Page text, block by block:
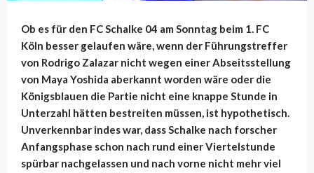
Ob es für den FC Schalke 04 am Sonntag beim 1. FC
Köln besser gelaufen wäre, wenn der Führungstreffer
von Rodrigo Zalazar nicht wegen einer Abseitsstellung
von Maya Yoshida aberkannt worden wäre oder die
Königsblauen die Partie nicht eine knappe Stunde in
Unterzahl hätten bestreiten müssen, ist hypothetisch.
Unverkennbar indes war, dass Schalke nach forscher
Anfangsphase schon nach rund einer Viertelstunde
spürbar nachgelassen und nach vorne nicht mehr viel